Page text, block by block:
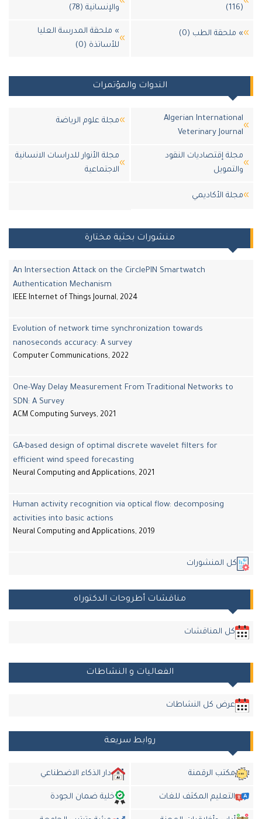
والإنسانية (78)
الطب (0)
» ملحقة المدرسة العليا
للأساتذة (0)
الندوات والمؤتمرات
Algerian
Veterinary
مجلة علوم الرياضة
إقتصاديات النقود
مجلة الأنوار للدراسات الانسانية
الاجتماعية
اﻷكاديمي
منشورات بحثية مختارة
An Intersection Attack on the CirclePIN Smartwatch
Authentication Mechanism
IEEE Internet of Things Journal, 2024
Evolution of network time synchronization towards
nanoseconds accuracy: A survey
Computer Communications, 2022
One-Way Delay Measurement From Traditional Networks to
SDN: A Survey
ACM Computing Surveys, 2021
GA-based design of optimal discrete wavelet filters for
efficient wind speed forecasting
Neural Computing and Applications, 2021
Human activity recognition via optical flow: decomposing
activities into basic actions
Neural Computing and Applications, 2019
المنشورات
مناقشات أطروحات الدكتوراه
كل المناقشات
الفعاليات و النشاطات
عرض كل النشاطات
روابط سريعة
مكتب الرقمنة دار الذكاء الاضطناعي
التعليم المكثف للغات خلية ضمان الجودة